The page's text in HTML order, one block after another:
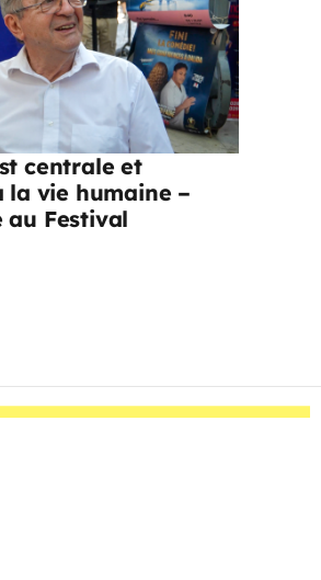
centrale et
la vie humaine –
au Festival